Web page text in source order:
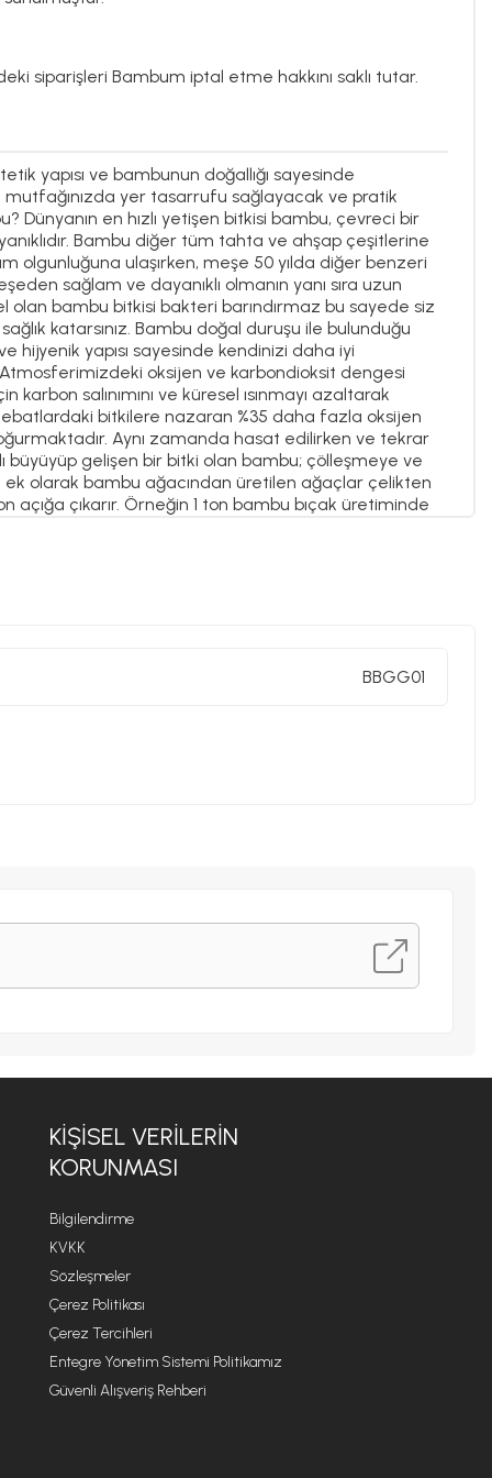
siparişleri Bambum iptal etme hakkını saklı tutar.
yapısı ve bambunun doğallığı sayesinde
mutfağınızda yer tasarrufu sağlayacak ve pratik
Dünyanın en hızlı yetişen bitkisi bambu, çevreci bir
Bambu diğer tüm tahta ve ahşap çeşitlerine
olgunluğuna ulaşırken, meşe 50 yılda diğer benzeri
sağlam ve dayanıklı olmanın yanı sıra uzun
olan bambu bitkisi bakteri barındırmaz bu sayede siz
katarsınız. Bambu doğal duruşu ile bulunduğu
hijyenik yapısı sayesinde kendinizi daha iyi
oksijen ve karbondioksit dengesi
salınımını ve küresel ısınmayı azaltarak
bitkilere nazaran %35 daha fazla oksijen
Aynı zamanda hasat edilirken ve tekrar
büyüyüp gelişen bir bitki olan bambu; çölleşmeye ve
ek olarak bambu ağacından üretilen ağaçlar çelikten
çıkarır. Örneğin 1 ton bambu bıçak üretiminde
BBGG01
KIŞISEL VERILERIN
KORUNMASI
Bilgilendirme
KVKK
Sözleşmeler
Çerez Politikası
Çerez Tercihleri
Entegre Yönetim Sistemi Politikamız
Güvenli Alışveriş Rehberi